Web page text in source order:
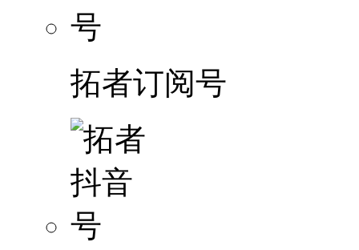
拓者订阅号